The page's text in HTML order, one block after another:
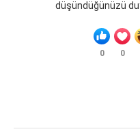
düşündüğünüzü
0 0